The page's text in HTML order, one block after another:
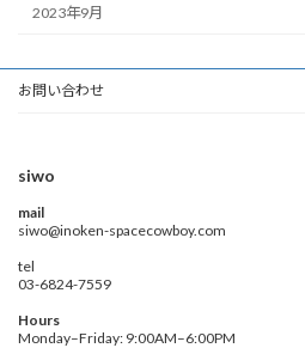
2023年9月
お問い合わせ
siwo
mail
siwo@inoken-spacecowboy.com
tel
03-6824-7559
Hours
Monday–Friday: 9:00AM–6:00PM